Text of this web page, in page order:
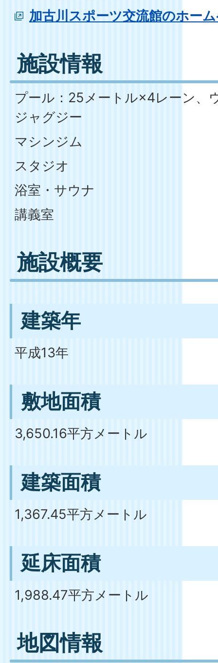
加古川スポーツ交流館のホー
施設情報
プール：25メートル×4レーン、
ジャグジー
マシンジム
スタジオ
浴室・サウナ
講義室
施設概要
建築年
平成13年
敷地面積
3,650.16平方メートル
建築面積
1,367.45平方メートル
延床面積
1,988.47平方メートル
地図情報